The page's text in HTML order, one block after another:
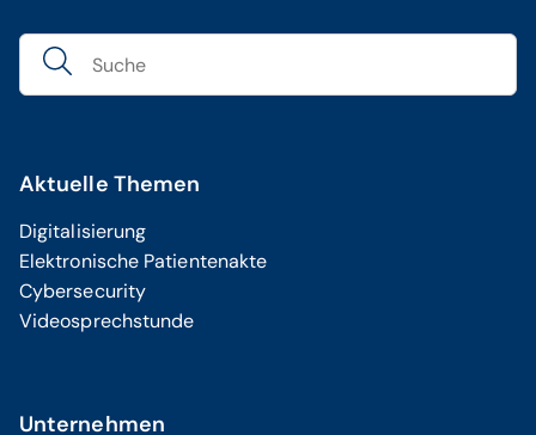
Aktuelle Themen
Digitalisierung
Elektronische Patientenakte
Cybersecurity
Videosprechstunde
Unternehmen